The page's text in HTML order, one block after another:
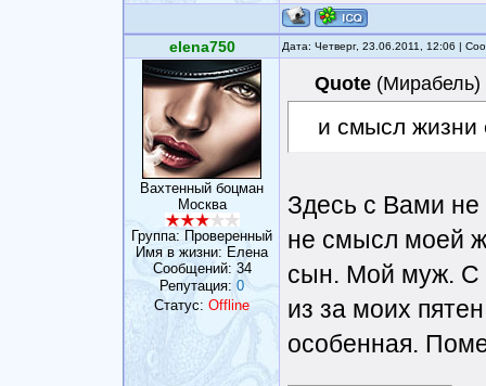
elena750 Дата: Четверг, 23.06.2011, 12:06 |
Вахтенный боцман
Москва
Группа: Проверенный
Имя в жизни: Елена
Сообщений: 34
Репутация: 0
Статус: Offline
Quote (Мирабель)
и смысл жизни
Здесь с Вами не
не смысл моей
сын. Мой муж. С
из за моих
особенная.